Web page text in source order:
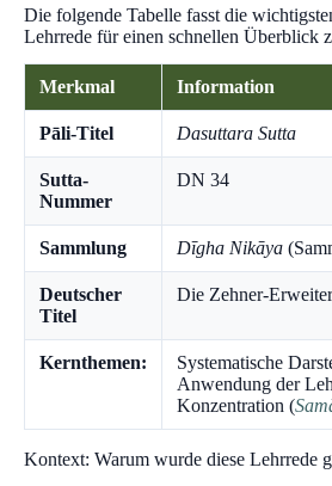
Die folgende Tabelle fasst die
Lehrrede für einen schnellen Überblick
Merkmal Information
Pāli-Titel Dasuttara Sutta
Sutta-
Nummer
DN 34
Sammlung Dīgha Nikāya
Deutscher
Titel
Die Zehner-
Kernthemen:
Systematische
Anwendung der
Konzentration (
Kontext: Warum wurde diese Lehrrede